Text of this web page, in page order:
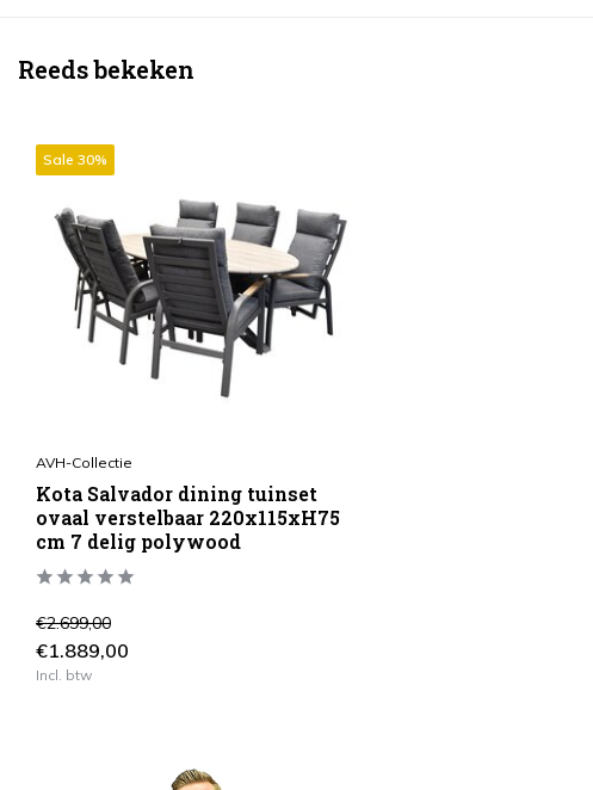
Reeds bekeken
Sale 30%
AVH-Collectie
Kota Salvador dining tuinset
ovaal verstelbaar 220x115xH75
cm 7 delig polywood
€2.699,00
€1.889,00
Incl. btw